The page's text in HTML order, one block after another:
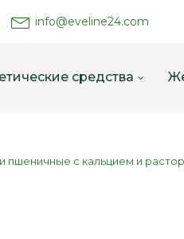
info@eveline24.com
средства
пшеничные с кальцием и